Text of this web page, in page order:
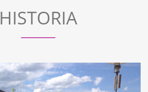
HISTORIA